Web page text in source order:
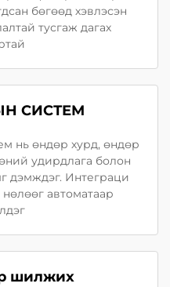
бөгөөд хэвлэсэн
тусгаж дагах
СИСТЕМ
нь өндөр хурд, өндөр
удирдлага болон
дэмждэг. Интеграци
автоматаар
шилжих